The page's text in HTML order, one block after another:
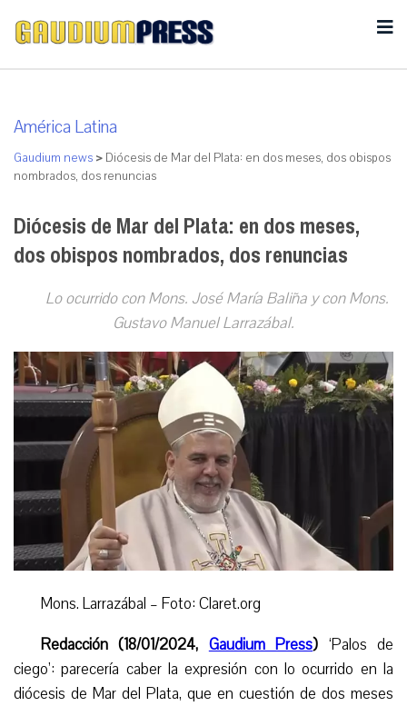
América Latina
Gaudium news > Diócesis de Mar del Plata: en dos meses, dos obispos
nombrados, dos renuncias
Diócesis de Mar del Plata: en dos meses,
dos obispos nombrados, dos renuncias
Lo ocurrido con Mons. José María Baliña y con Mons.
Gustavo Manuel Larrazábal.
Mons. Larrazábal – Foto: Claret.org
Redacción (18/01/2024, Gaudium Press) ‘Palos de
ciego’: parecería caber la expresión con lo ocurrido en la
diócesis de Mar del Plata, que en cuestión de dos meses